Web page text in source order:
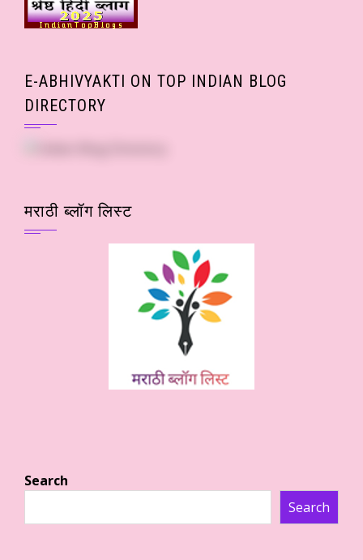
E-ABHIVYAKTI ON TOP INDIAN BLOG
DIRECTORY
मराठी ब्लॉग लिस्ट
Search
Search